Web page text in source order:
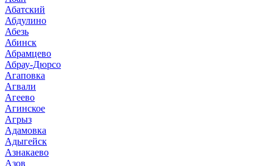
Абатский
Абдулино
Абезь
Абинск
Абрамцево
Абрау-Дюрсо
Агаповка
Агвали
Агеево
Агинское
Агрыз
Адамовка
Адыгейск
Азнакаево
Азов